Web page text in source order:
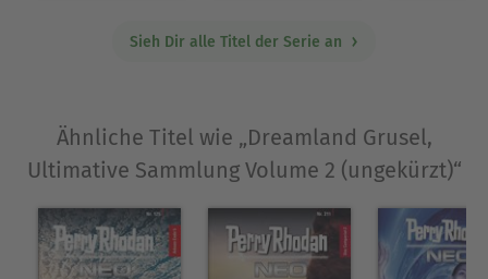
Sieh Dir alle Titel der Serie an
Ähnliche Titel wie „Dreamland Grusel,
Ultimative Sammlung Volume 2 (ungekürzt)“